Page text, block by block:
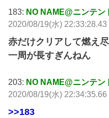
183: NO NAME@ニンテン
2020/08/19(水)
赤だけクリアして燃え
一周が長すぎんねん
203: NO NAME@ニンテン
2020/08/19(水)
>>183